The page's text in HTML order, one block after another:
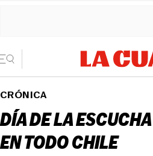
CRÓNICA
DÍA DE LA
EN TODO CHILE